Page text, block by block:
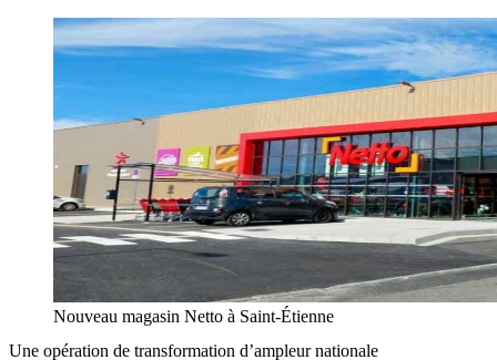
Nouveau magasin Netto à Saint-Étienne
Une opération de transformation d’ampleur nationale